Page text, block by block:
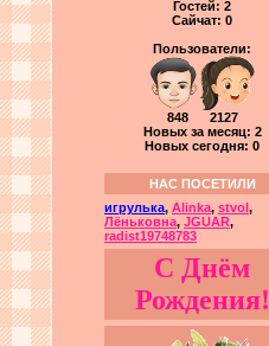
Гостей: 2
Сайчат: 0
Пользователи:
848 2127
Новых за месяц: 2
Новых сегодня: 0
НАС ПОСЕТИЛИ
игрулька, Alinka, stvol ,
Лёньковна, JGUAR,
radist19748783
С Днём
Рождения!